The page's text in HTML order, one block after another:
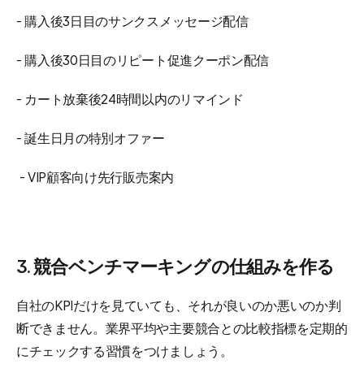
- 購入後3日目のサンクスメッセージ配信
- 購入後30日目のリピート促進クーポン配信
- カート放棄後24時間以内のリマインド
- 誕生日月の特別オファー
- VIP顧客向け先行販売案内
3. 競合ベンチマーキングの仕組みを作る
自社のKPIだけを見ていても、それが良いのか悪いのか判
断できません。業界平均や主要競合との比較指標を定期的
にチェックする習慣をつけましょう。